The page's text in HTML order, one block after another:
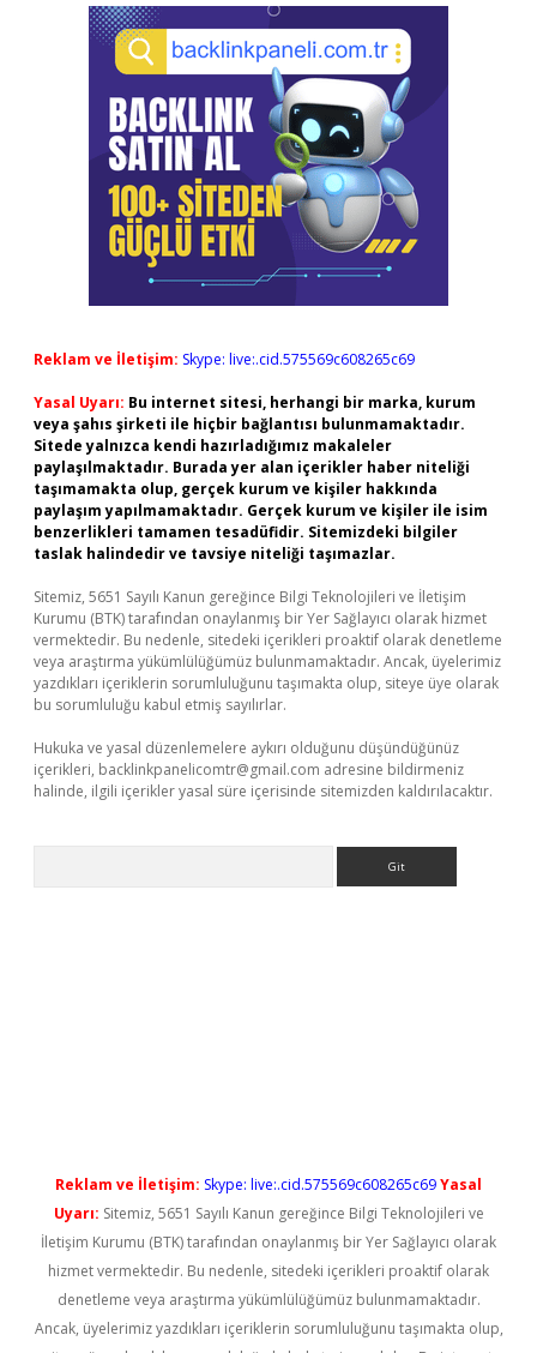
Reklam ve İletişim: Skype: live:.cid.575569c608265c69
Yasal Uyarı: Bu internet sitesi, herhangi bir marka, kurum
veya şahıs şirketi ile hiçbir bağlantısı bulunmamaktadır.
Sitede yalnızca kendi hazırladığımız makaleler
paylaşılmaktadır. Burada yer alan içerikler haber niteliği
taşımamakta olup, gerçek kurum ve kişiler hakkında
paylaşım yapılmamaktadır. Gerçek kurum ve kişiler ile isim
benzerlikleri tamamen tesadüfidir. Sitemizdeki bilgiler
taslak halindedir ve tavsiye niteliği taşımazlar.
Sitemiz, 5651 Sayılı Kanun gereğince Bilgi Teknolojileri ve İletişim
Kurumu (BTK) tarafından onaylanmış bir Yer Sağlayıcı olarak hizmet
vermektedir. Bu nedenle, sitedeki içerikleri proaktif olarak denetleme
veya araştırma yükümlülüğümüz bulunmamaktadır. Ancak, üyelerimiz
yazdıkları içeriklerin sorumluluğunu taşımakta olup, siteye üye olarak
bu sorumluluğu kabul etmiş sayılırlar.
Hukuka ve yasal düzenlemelere aykırı olduğunu düşündüğünüz
içerikleri, backlinkpanelicomtr@gmail.com adresine bildirmeniz
halinde, ilgili içerikler yasal süre içerisinde sitemizden kaldırılacaktır.
Reklam ve İletişim: Skype: live:.cid.575569c608265c69Yasal
Uyarı: Sitemiz, 5651 Sayılı Kanun gereğince Bilgi Teknolojileri ve
İletişim Kurumu (BTK) tarafından onaylanmış bir Yer Sağlayıcı olarak
hizmet vermektedir. Bu nedenle, sitedeki içerikleri proaktif olarak
denetleme veya araştırma yükümlülüğümüz bulunmamaktadır.
Ancak, üyelerimiz yazdıkları içeriklerin sorumluluğunu taşımakta olup,